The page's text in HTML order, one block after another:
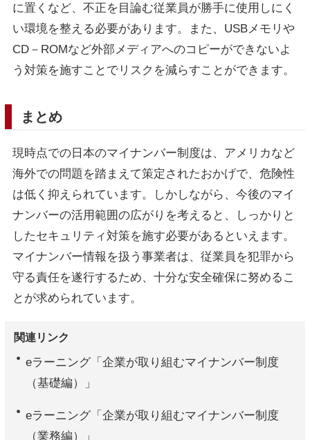
に置くなど、不正を目論む従業員が勝手に使用しにく
い環境を整える必要があります。また、USBメモリや
CD－ROMなど外部メディアへのコピーができないよ
う対策を施すことでリスクを減らすことができます。
まとめ
現時点での日本のマイナンバー制度は、アメリカなど
海外での問題を踏まえて策定されたおかげで、危険性
は低く抑えられています。しかしながら、今後のマイ
ナンバーの活用範囲の広がりを考えると、しっかりと
したセキュリティ対策を施す必要があるといえます。
マイナンバー情報を扱う事業者は、従業員を犯罪から
守る責任を遂行するため、十分な安全確保に努めるこ
とが求められています。
関連リンク
eラーニング「企業が取り組むマイナンバー制度
（基礎編）」
eラーニング「企業が取り組むマイナンバー制度
（業務編）」